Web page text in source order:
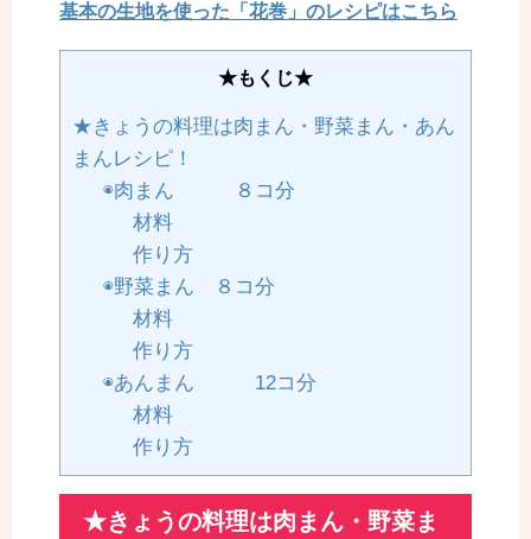
基本の生地を使った「花巻」のレシピはこちら
★もくじ★
★きょうの料理は肉まん・野菜まん・あん
まんレシピ！
◉肉まん ８コ分
材料
作り方
◉野菜まん ８コ分
材料
作り方
◉あんまん 12コ分
材料
作り方
★きょうの料理は肉まん・野菜ま